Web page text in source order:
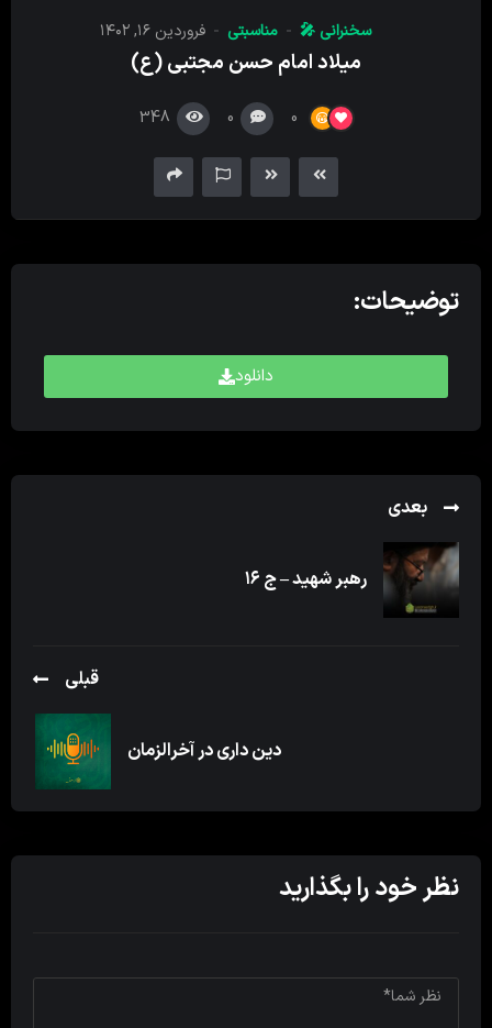
سخنرانی 🎤 مناسبتی فروردین ۱۶, ۱۴۰۲
میلاد امام حسن مجتبی (ع)
0
0
348
توضیحات:
دانلود
بعدی
رهبر شهید – ج ۱۶
قبلی
دین داری در آخرالزمان
نظر خود را بگذارید